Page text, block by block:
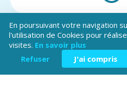
Restez informé des projets et des
Hautes-
En poursuivant votre navigation
l'utilisation de Cookies pour
visites. En savoir plus
Refuser
J'ai compris